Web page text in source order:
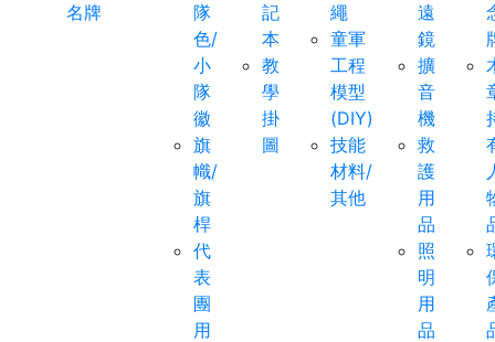
名牌
隊
色/
小
隊
徽
旗
幟/
旗
桿
代
表
團
用
記
本
教
學
掛
圖
繩
童軍
工程
模型
(DIY)
技能
材料/
其他
遠
鏡
擴
音
機
救
護
用
品
照
明
用
品